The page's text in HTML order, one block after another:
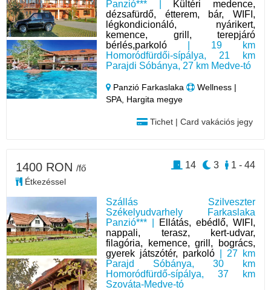
Panzió*** | Kültéri medence,
dézsafürdő, étterem, bár, WIFI,
légkondicionáló, nyárikert,
kemence, grill, terepjáró
bérlés,parkoló | 19 km
Homoródfürdői-sípálya, 21 km
Parajdi Sóbánya, 27 km Medve-tó
Panzió Farkaslaka
Wellness |
SPA, Hargita megye
Tichet | Card vakációs jegy
Szállás Szilveszter
Székelyudvarhely Farkaslaka
Panzió*** |
Ellátás, ebédlő, WIFI,
nappali, terasz, kert-udvar,
filagória, kemence, grill, bogrács,
gyerek játszótér, parkoló | 27 km
Parajd Sóbánya, 30 km
Homoródfürdő-sípálya, 37 km
Szováta-Medve-tó
1400 RON /fő
Étkezéssel
1 - 44
3
14